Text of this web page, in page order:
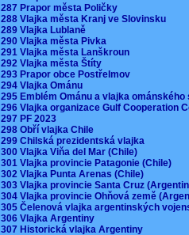
287 Prapor města Poličky
288 Vlajka města Kranj ve Slovinsku
289 Vlajka Lublaně
290 Vlajka města Pivka
291 Vlajka města Lanškroun
292 Vlajka města Štíty
293 Prapor obce Postřelmov
294 Vlajka Ománu
295 Emblém Ománu a vlajka
296 Vlajka organizace Gulf Cooperation
297 PF 2023
298 Obří vlajka Chile
299 Chilská prezidentská vlajka
300 Vlajka Viňa del Mar (Chile)
301 Vlajka provincie Patagonie (Chile)
302 Vlajka Punta Arenas (Chile)
303 Vlajka provincie Santa Cruz
304 Vlajka provincie Ohňová země
305 Čelenová vlajka argentinských
306 Vlajka Argentiny
307 Historická vlajka Argentiny